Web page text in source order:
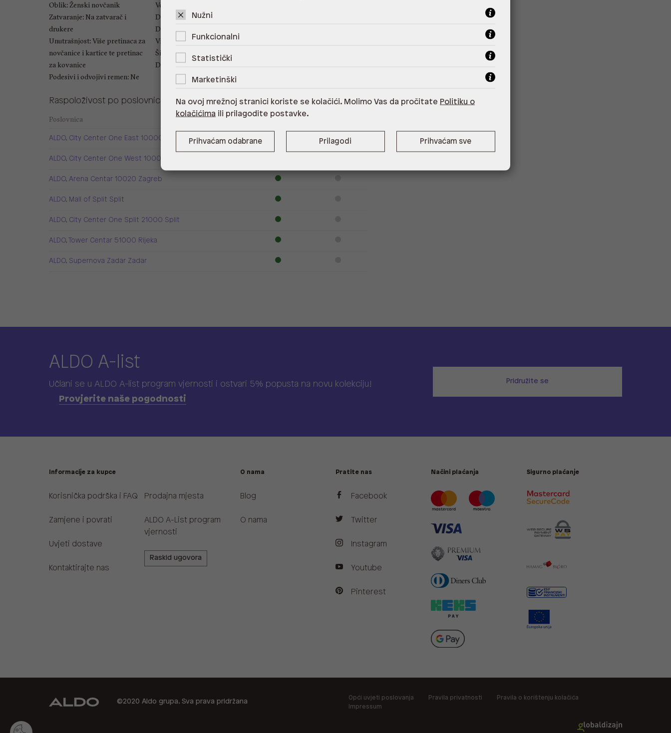
Oblik: Ženski novčanik
Zatvaranje: Na zatvarač i
drukere
Unutrašnjost: Više pretinaca za
novčanice i kartice te pretinac
za kovanice
Podesivi i odvojivi remen: Ne
Veličina: UNIC
Duljina ručke: Nema
Duljina naramenice: Nema
Visina: 10 cm
Širina: 20 cm
Dubina: 3 xm
Raspoloživost po poslovnicama
Poslovnica Dostupno
ALDO, City Center One East 10000 Zagreb
ALDO, City Center One West 10000 Zagreb
ALDO, Arena Centar 10020 Zagreb
ALDO, Mall of Split Split
ALDO, City Center One Split 21000 Split
ALDO, Tower Centar 51000 Rijeka
ALDO, Supernova Zadar Zadar
ALDO A-list
Učlani se u ALDO A-list program vjernosti i ostvari 5% popusta na novu kolekciju!
Provjerite naše pogodnosti
Pridružite se
Informacije za kupce
Korisnička podrška i FAQ
Zamjene i povrati
Uvjeti dostave
Kontaktirajte nas
Prodajna mjesta
ALDO A-List program
vjernosti
Raskid ugovora
O nama
Blog
O nama
Pratite nas
Facebook
Twitter
Instagram
Youtube
Pinterest
Načini plaćanja Sigurno plaćanje
©2020 Aldo grupa. Sva prava pridržana
Opći uvjeti poslovanja Pravila privatnosti
Pravila o korištenju kolačića
Impressum
Nužni
Funkcionalni
Statistički
Marketinški
Na ovoj mrežnoj stranici koriste se kolačići. Molimo Vas da pročitate Politiku o
kolačićima ili prilagodite postavke.
Prihvaćam odabrane Prilagodi Prihvaćam sve